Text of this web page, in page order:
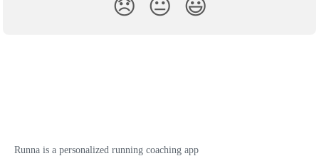
😞 😐 😃
Runna is a personalized running coaching app